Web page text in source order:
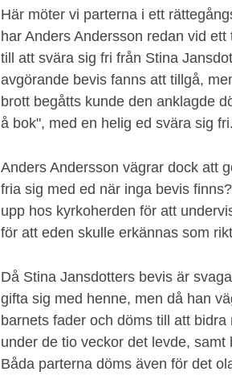
Här möter vi parterna i ett
har Anders Andersson redan vid
till att svära sig fri från Stina
avgörande bevis fanns att tillgå,
brott begåtts kunde den anklagde
å bok", med en helig ed svära sig fri.
Anders Andersson vägrar dock att
fria sig med ed när inga bevis
upp hos kyrkoherden för att
för att eden skulle erkännas som
Då Stina Jansdotters bevis är
gifta sig med henne, men då han
barnets fader och döms till att
under de tio veckor det levde,
Båda parterna döms även för det